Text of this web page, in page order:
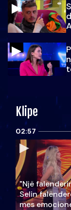
Klipe
02:57
"Një
Selin
mes